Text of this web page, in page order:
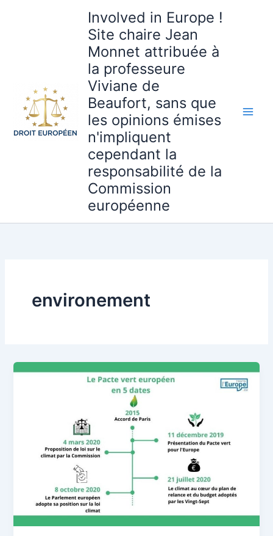
Involved in Europe !
Site chaire Jean
Monnet attribuée à
la professeure
Viviane de
Beaufort, sans que
les opinions émises
n'impliquent
cependant la
responsabilité de la
Commission
européenne
environement